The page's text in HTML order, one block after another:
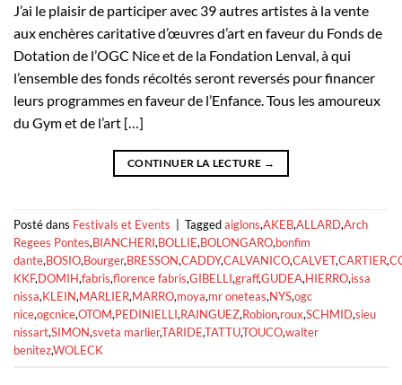
J’ai le plaisir de participer avec 39 autres artistes à la vente
aux enchères caritative d’œuvres d’art en faveur du Fonds de
Dotation de l’OGC Nice et de la Fondation Lenval, à qui
l’ensemble des fonds récoltés seront reversés pour financer
leurs programmes en faveur de l’Enfance. Tous les amoureux
du Gym et de l’art […]
CONTINUER LA LECTURE →
Posté dans Festivals et Events Taggedaiglons,AKEB,ALLARD,Arch
Regees Pontes,BIANCHERI,BOLLIE,BOLONGARO,bonfim
dante,BOSIO,Bourger,BRESSON,CADDY,CALVANICO,CALVET,CARTIER,
KKF,DOMIH,fabris,florence fabris,GIBELLI,graff,GUDEA,HIERRO,issa
nissa,KLEIN,MARLIER,MARRO,moya,mr oneteas,NYS,ogc
nice,ogcnice,OTOM,PEDINIELLI,RAINGUEZ,Robion,roux,SCHMID,sieu
nissart,SIMON,sveta marlier,TARIDE,TATTU,TOUCO,walter
benitez,WOLECK